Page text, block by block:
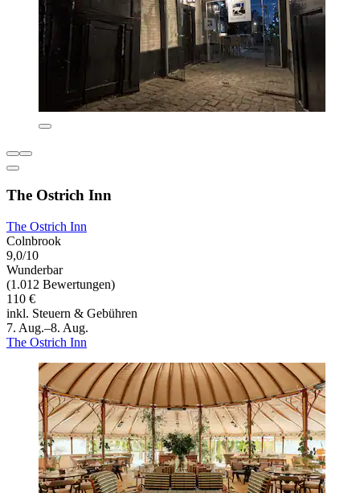
The Ostrich Inn
The Ostrich Inn
Colnbrook
9,0/10
Wunderbar
(1.012 Bewertungen)
110 €
inkl. Steuern & Gebühren
7. Aug.–8. Aug.
The Ostrich Inn